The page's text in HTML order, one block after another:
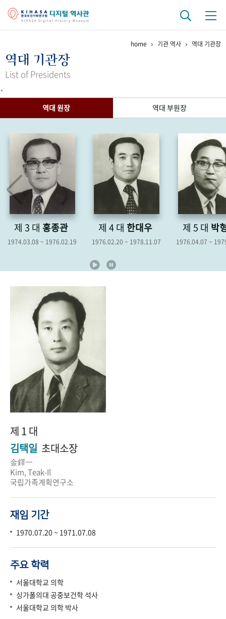
걸어온 길 기관 변천사
연구 역사
정책과 연구 키워드로 보는 연구 역사
연구자들
기록물 아카이브
사진 아카이브 문서 기록물 행정박물 영상 기록물
50+1주년 기념
성과 50선 숫자로 보는 50년 50 +1주년 광장
세계와 함께 한 KIHASA
home 기관 역사 역대 기관장
역대 기관장
List of Presidents
`
역대 원장
역대 부원장
제 3 대 홍종관
1974.03.08 ~ 1976.02.19
제 4 대 한대우
1976.02.20 ~ 1978.11.07
제 5 대 박
1976.04.07 ~
제 1 대
김택일 초대소장
金鐸一
Kim, Teak-Il
국립가족계획연구소
재임 기간
1970.07.20 ~ 1971.07.08
주요 학력
서울대학교 의학
싱가폴의대 공중보건학 석사
서울대학교 의학 박사